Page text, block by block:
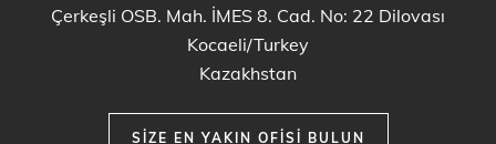
Çerkeşli OSB. Mah. İMES 8. Cad. No: 22 Dilovası
Kocaeli/Turkey
Kazakhstan
SIZE EN YAKIN OFISI BULUN